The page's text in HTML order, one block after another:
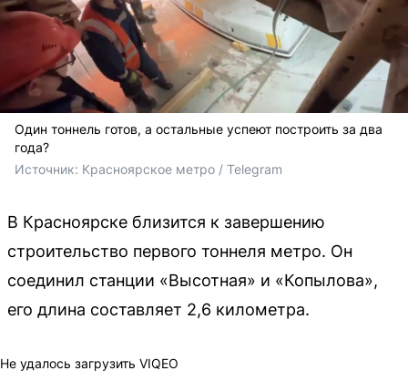
Один тоннель готов, а остальные успеют построить за два
года?
Источник: Красноярское метро / Telegram
В Красноярске близится к завершению
строительство первого тоннеля метро. Он
соединил станции «Высотная» и «Копылова»,
его длина составляет 2,6 километра.
Не удалось загрузить VIQEO